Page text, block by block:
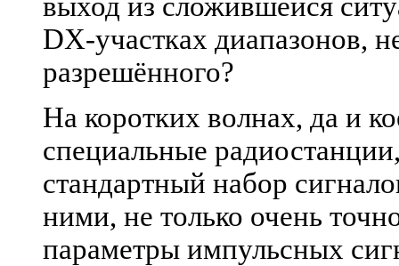
выход из сложившейся
DX-участках диапазонов,
разрешённого?
На коротких волнах, да и
специальные
стандартный набор
ними, не только очень
параметры импульсных